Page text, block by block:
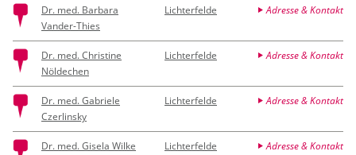
Dr. med. Barbara
Vander-Thies
Lichterfelde Adresse & Kontakt
Dr. med. Christine
Nöldechen
Lichterfelde Adresse & Kontakt
Dr. med. Gabriele
Czerlinsky
Lichterfelde Adresse & Kontakt
Dr. med. Gisela Wilke Lichterfelde Adresse & Kontakt